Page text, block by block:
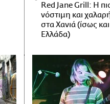
Red Jane Grill: Η
νόστιμη και
στα Χανιά (ίσως
Ελλάδα)